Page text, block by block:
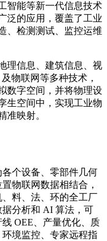
智能等新一代信息技术
泛的应用，覆盖了工业
、检测测试、监控运维
理信息、建筑信息、视
物联网等多种技术，
数字空间，并将物理设
生空间中，实现工业物
准映射。
个设备、零部件几何
物联网数据相结合，
料、法、环的全工厂
分析和 AI 算法，可
OEE、产量优化、质
境监控、专家远程指